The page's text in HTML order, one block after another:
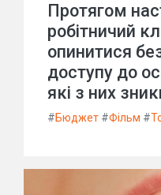
Протягом
робітничий
опинитися
доступу до
які з них
#Бюджет #Фільм #